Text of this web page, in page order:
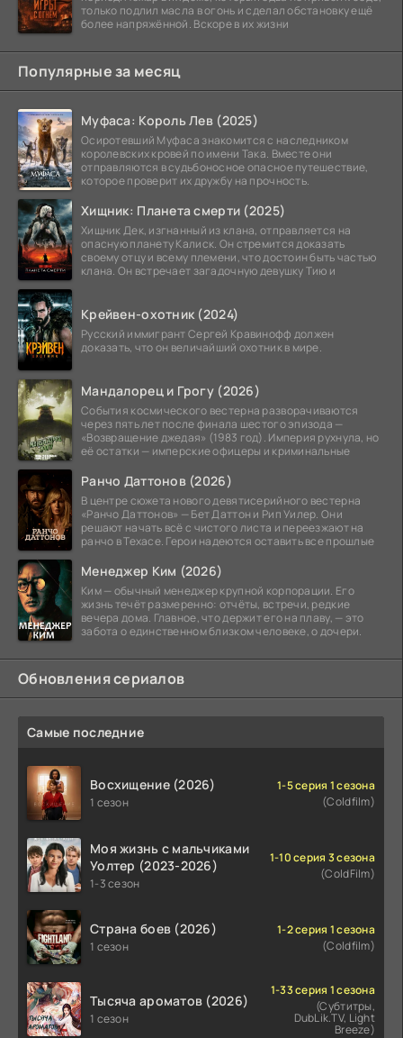
только подлил масла в огонь и сделал обстановку ещё
более напряжённой. Вскоре в их жизни
Популярные за месяц
Муфаса: Король Лев (2025)
Осиротевший Муфаса знакомится с наследником
королевских кровей по имени Така. Вместе они
отправляются в судьбоносное опасное путешествие,
которое проверит их дружбу на прочность.
Хищник: Планета смерти (2025)
Хищник Дек, изгнанный из клана, отправляется на
опасную планету Калиск. Он стремится доказать
своему отцу и всему племени, что достоин быть частью
клана. Он встречает загадочную девушку Тию и
Крейвен-охотник (2024)
Русский иммигрант Сергей Кравинофф должен
доказать, что он величайший охотник в мире.
Мандалорец и Грогу (2026)
События космического вестерна разворачиваются
через пять лет после финала шестого эпизода —
«Возвращение джедая» (1983 год). Империя рухнула, но
её остатки — имперские офицеры и криминальные
Ранчо Даттонов (2026)
В центре сюжета нового девятисерийного вестерна
«Ранчо Даттонов» — Бет Даттон и Рип Уилер. Они
решают начать всё с чистого листа и переезжают на
ранчо в Техасе. Герои надеются оставить все прошлые
Менеджер Ким (2026)
Ким — обычный менеджер крупной корпорации. Его
жизнь течёт размеренно: отчёты, встречи, редкие
вечера дома. Главное, что держит его на плаву, — это
забота о единственном близком человеке, о дочери.
Обновления сериалов
Самые последние
Восхищение (2026)
1 сезон
1-5 серия 1 сезона
(Coldfilm)
Моя жизнь с мальчиками
Уолтер (2023-2026)
1-3 сезон
1-10 серия 3 сезона
(ColdFilm)
Страна боев (2026)
1 сезон
1-2 серия 1 сезона
(Coldfilm)
Тысяча ароматов (2026)
1 сезон
1-33 серия 1 сезона
(Субтитры,
DubLik.TV, Light
Breeze)